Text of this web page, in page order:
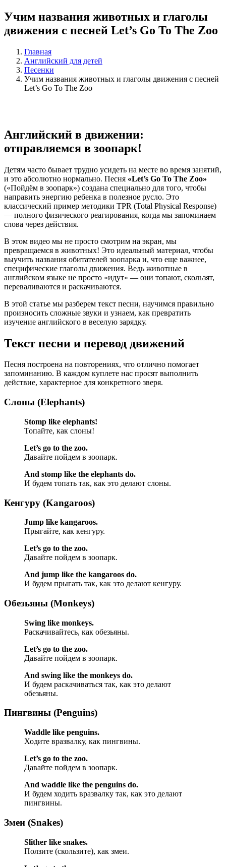
Учим названия животных и глаголы
движения с песней Let’s Go To The Zoo
Главная
Английский для детей
Песенки
Учим названия животных и глаголы движения с песней
Let’s Go To The Zoo
Английский в движении:
отправляемся в зоопарк!
Детям часто бывает трудно усидеть на месте во время занятий,
и это абсолютно нормально. Песня «Let’s Go To The Zoo»
(«Пойдём в зоопарк») создана специально для того, чтобы
направить энергию ребенка в полезное русло. Это
классический пример методики TPR (Total Physical Response)
— полного физического реагирования, когда мы запоминаем
слова через действия.
В этом видео мы не просто смотрим на экран, мы
превращаемся в животных! Это идеальный материал, чтобы
выучить названия обитателей зоопарка и, что еще важнее,
специфические глаголы движения. Ведь животные в
английском языке не просто «идут» — они топают, скользят,
переваливаются и раскачиваются.
В этой статье мы разберем текст песни, научимся правильно
произносить сложные звуки и узнаем, как превратить
изучение английского в веселую зарядку.
Текст песни и перевод движений
Песня построена на повторениях, что отлично помогает
запоминанию. В каждом куплете нас просят выполнить
действие, характерное для конкретного зверя.
Слоны (Elephants)
Stomp like elephants!
Топайте, как слоны!
Let’s go to the zoo.
Давайте пойдем в зоопарк.
And stomp like the elephants do.
И будем топать так, как это делают слоны.
Кенгуру (Kangaroos)
Jump like kangaroos.
Прыгайте, как кенгуру.
Let’s go to the zoo.
Давайте пойдем в зоопарк.
And jump like the kangaroos do.
И будем прыгать так, как это делают кенгуру.
Обезьяны (Monkeys)
Swing like monkeys.
Раскачивайтесь, как обезьяны.
Let’s go to the zoo.
Давайте пойдем в зоопарк.
And swing like the monkeys do.
И будем раскачиваться так, как это делают
обезьяны.
Пингвины (Penguins)
Waddle like penguins.
Ходите вразвалку, как пингвины.
Let’s go to the zoo.
Давайте пойдем в зоопарк.
And waddle like the penguins do.
И будем ходить вразвалку так, как это делают
пингвины.
Змеи (Snakes)
Slither like snakes.
Ползите (скользите), как змеи.